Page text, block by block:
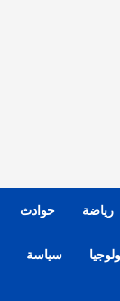
رياضة حوادث
سياسة